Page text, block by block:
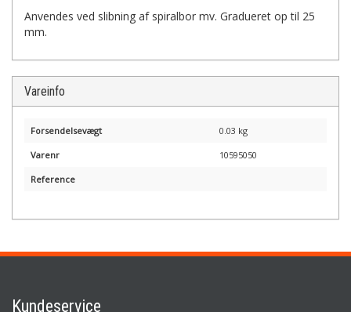
Anvendes ved slibning af spiralbor mv. Gradueret op til 25
mm.
Vareinfo
Forsendelsevægt 0.03 kg
Varenr 10595050
Reference
Kundeservice